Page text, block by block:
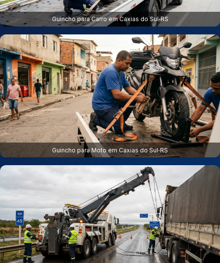
Guincho para Carro em Caxias do Sul‑RS
Guincho para Moto em Caxias do Sul‑RS